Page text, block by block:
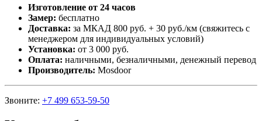
Изготовление от 24 часов
Замер: бесплатно
Доставка: за МКАД 800 руб. + 30 руб./км (свяжитесь с
менеджером для индивидуальных условий)
Установка: от 3 000 руб.
Оплата: наличными, безналичными, денежный перевод
Производитель: Mosdoor
Звоните: +7 499 653-59-50